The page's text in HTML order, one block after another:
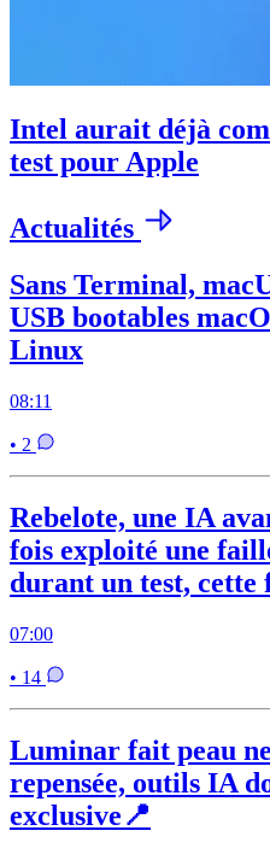
Intel aurait déjà
test pour Apple
Actualités
Sans Terminal,
USB bootables
Linux
08:11
• 2
Rebelote, une IA
fois exploité une
durant un test, cette
07:00
• 14
Luminar fait peau
repensée, outils IA
exclusive📍